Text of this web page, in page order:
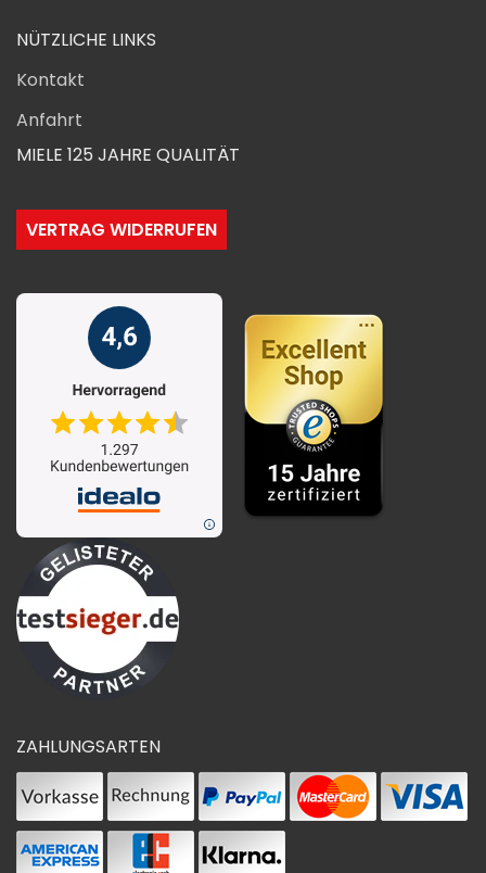
NÜTZLICHE LINKS
Kontakt
Anfahrt
MIELE 125 JAHRE QUALITÄT
VERTRAG WIDERRUFEN
ZAHLUNGSARTEN